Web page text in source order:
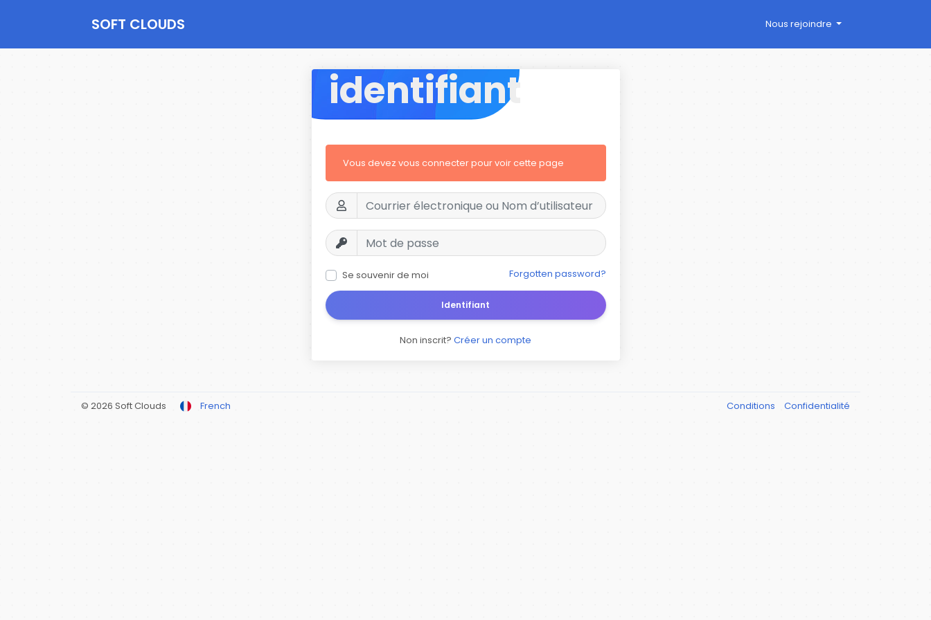
SOFT CLOUDS Nous rejoindre
identifiant
Vous devez vous connecter pour voir cette page
Se souvenir de moi Forgotten password?
Identifiant
Non inscrit? Créer un compte
© 2026 Soft Clouds French Conditions Confidentialité